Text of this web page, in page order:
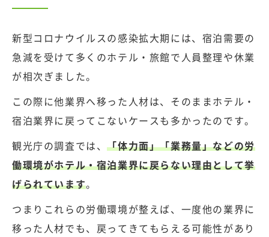
新型コロナウイルスの感染拡大期には、宿泊需要の
急減を受けて多くのホテル・旅館で人員整理や休業
が相次ぎました。
この際に他業界へ移った人材は、そのままホテル・
宿泊業界に戻ってこないケースも多かったのです。
観光庁の調査では、「体力面」「業務量」などの労
働環境がホテル・宿泊業界に戻らない理由として挙
げられています。
つまりこれらの労働環境が整えば、一度他の業界に
移った人材でも、戻ってきてもらえる可能性があり